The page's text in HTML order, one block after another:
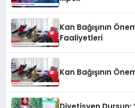
Kan Bağışının
Faaliyetleri
Kan Bağışının